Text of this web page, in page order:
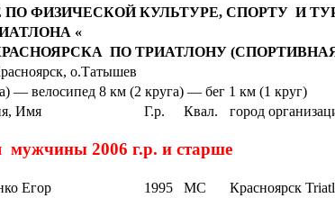
ПО ФИЗИЧЕСКОЙ КУЛЬТУРЕ, СПОРТУ И
«
ПО ТРИАТЛОНУ
о.Татышев
— велосипед 8 км (2 круга) — бег 1 км (1 круг)
Имя Г.р. Квал. город
мужчины 2006 г.р. и старше
Егор 1995 МС Красноярск